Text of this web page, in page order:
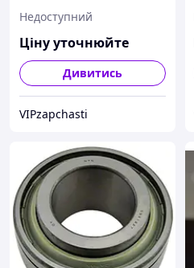
Недоступний
Ціну уточнюйте
Дивитись
VIPzapchasti